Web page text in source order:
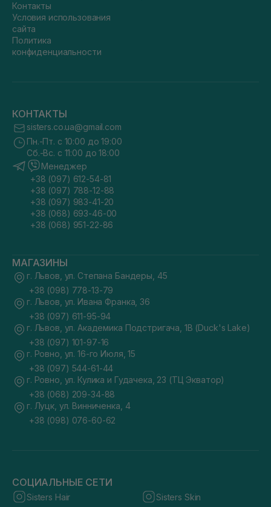
Контакты
Условия использования
сайта
Политика
конфиденциальности
КОНТАКТЫ
sisters.co.ua@gmail.com
Пн.-Пт. с 10:00 до 19:00
Сб.-Вс. с 11:00 до 18:00
Менеджер
+38 (097) 612-54-81
+38 (097) 788-12-88
+38 (097) 983-41-20
+38 (068) 693-46-00
+38 (068) 951-22-86
МАГАЗИНЫ
г. Львов, ул. Степана Бандеры, 45
+38 (098) 778-13-79
г. Львов, ул. Ивана Франка, 36
+38 (097) 611-95-94
г. Львов, ул. Академика Подстригача, 1В (Duck's Lake)
+38 (097) 101-97-16
г. Ровно, ул. 16-го Июля, 15
+38 (097) 544-61-44
г. Ровно, ул. Кулика и Гудачека, 23 (ТЦ Экватор)
+38 (068) 209-34-88
г. Луцк, ул. Винниченка, 4
+38 (098) 076-60-62
СОЦИАЛЬНЫЕ СЕТИ
Sisters Hair Sisters Skin